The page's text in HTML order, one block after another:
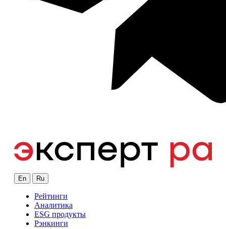
En Ru
Рейтинги
Аналитика
ESG продукты
Рэнкинги